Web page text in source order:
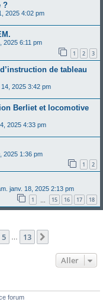
?
2025 4:02 pm
2025 6:11 pm
1 2 3
de tableau
2025 3:42 pm
Berliet et locomotive
2025 4:33 pm
2025 1:36 pm
1 2
janv. 18, 2025 2:13 pm
1 15 16 17 18
5 13
Aller
forum